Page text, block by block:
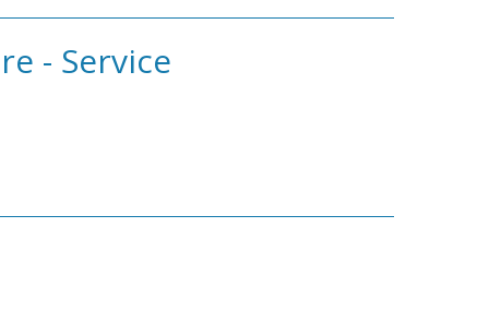
- Service